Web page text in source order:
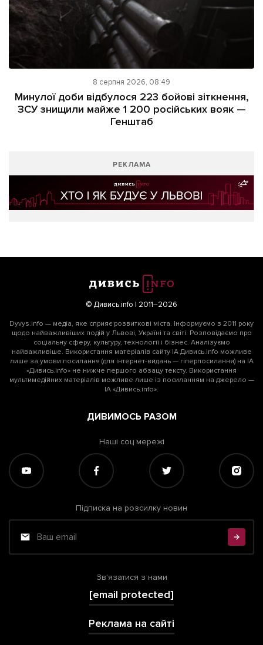
8 серпня 2026, 08:49
Минулої доби відбулося 223 бойові зіткнення,
ЗСУ знищили майже 1 200 російських вояк —
Генштаб
РЕКЛАМА
© Дивись.info | 2011–2026
Dyvys.info — медіа, яке сприяє розвиткові міста. Інформуємо з 2011 року
щодо найважливіших подій у Львові, Україні та світі. Розповідаємо про
соціальну сферу, культуру, технології і бізнес. Аналізуємо
найважливіше. Використання матеріалів сайту ІА Дивись.info можливе
лише за умови посилання (для інтернет-видань — гіперпосилання) на ІА
«Дивись.info» не нижче першого абзацу тексту. Використання
мультимедійних матеріалів можливе лише із посиланням на джерело —
ІА «Дивись.info».
ДИВИМОСЬ РАЗОМ
Наші соц мережі
Підписка на розсилку новин
Зв'язатися з нами
[email protected]
Реклама на сайті